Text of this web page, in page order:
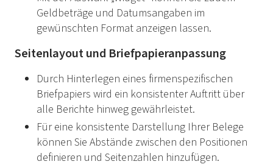
Geldbeträge und Datumsangaben im
gewünschten Format anzeigen lassen.
Seitenlayout und Briefpapieranpassung
Durch Hinterlegen eines firmenspezifischen
Briefpapiers wird ein konsistenter Auftritt über
alle Berichte hinweg gewährleistet.
Für eine konsistente Darstellung Ihrer Belege
können Sie Abstände zwischen den Positionen
definieren und Seitenzahlen hinzufügen.